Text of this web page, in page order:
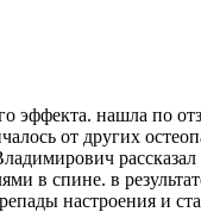
эффекта. нашла по
от других
в спине. в
настроения и